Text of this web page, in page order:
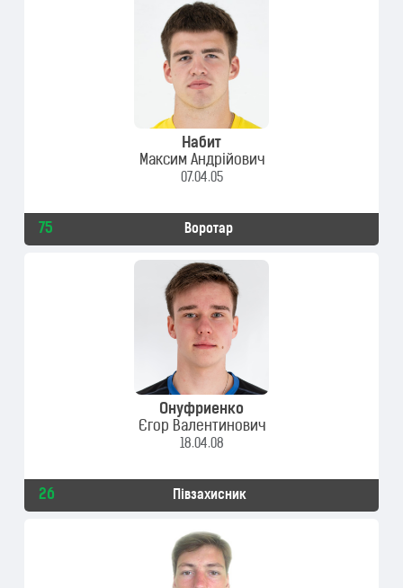
Набит
Максим Андрійович
07.04.05
75 Воротар
Онуфриенко
Єгор Валентинович
18.04.08
26 Півзахисник